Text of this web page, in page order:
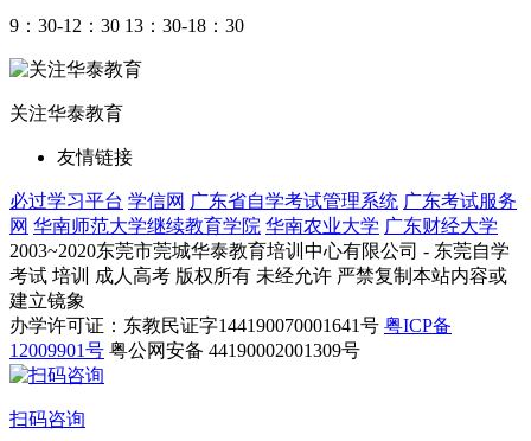
9：30-12：30 13：30-18：30
关注华泰教育
友情链接
必过学习平台 学信网 广东省自学考试管理系统 广东考试服务
网 华南师范大学继续教育学院 华南农业大学 广东财经大学
2003~2020东莞市莞城华泰教育培训中心有限公司 - 东莞自学
考试 培训 成人高考 版权所有 未经允许 严禁复制本站内容或
建立镜象
办学许可证：东教民证字144190070001641号 粤ICP备
12009901号 粤公网安备 44190002001309号
扫码咨询